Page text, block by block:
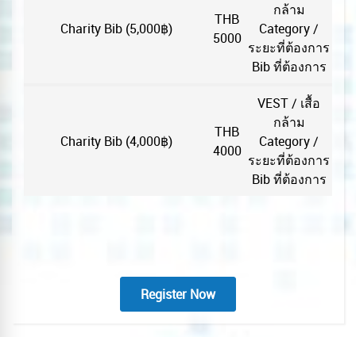
Charity Bib (5,000฿)
THB
5000
กล้าม
Category /
ระยะที่ต้องการ
Bib ที่ต้องการ
Charity Bib (4,000฿)
THB
4000
VEST / เสื้อ
กล้าม
Category /
ระยะที่ต้องการ
Bib ที่ต้องการ
Register Now